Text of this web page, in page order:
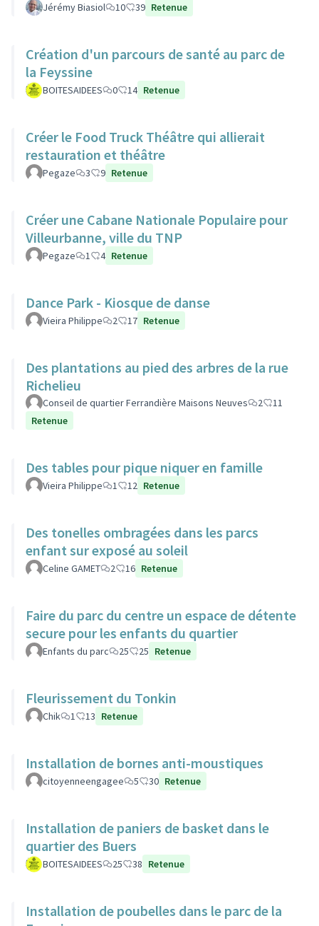
Jérémy Biasiol 10 39 Retenue
Création d'un parcours de santé au parc de
la Feyssine
BOITESAIDEES 0 14 Retenue
Créer le Food Truck Théâtre qui allierait
restauration et théâtre
Pegaze 3 9 Retenue
Créer une Cabane Nationale Populaire pour
Villeurbanne, ville du TNP
Pegaze 1 4 Retenue
Dance Park - Kiosque de danse
Vieira Philippe 2 17 Retenue
Des plantations au pied des arbres de la rue
Richelieu
Conseil de quartier Ferrandière Maisons Neuves 2
11
Retenue
Des tables pour pique niquer en famille
Vieira Philippe 1 12 Retenue
Des tonelles ombragées dans les parcs
enfant sur exposé au soleil
Celine GAMET 2 16 Retenue
Faire du parc du centre un espace de détente
secure pour les enfants du quartier
Enfants du parc 25 25 Retenue
Fleurissement du Tonkin
Chik 1 13 Retenue
Installation de bornes anti-moustiques
citoyenneengagee 5 30 Retenue
Installation de paniers de basket dans le
quartier des Buers
BOITESAIDEES 25 38 Retenue
Installation de poubelles dans le parc de la